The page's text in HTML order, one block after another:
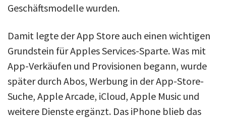
Geschäftsmodelle wurden.
Damit legte der App Store auch einen wichtigen
Grundstein für Apples Services-Sparte. Was mit
App-Verkäufen und Provisionen begann, wurde
später durch Abos, Werbung in der App-Store-
Suche, Apple Arcade, iCloud, Apple Music und
weitere Dienste ergänzt. Das iPhone blieb das